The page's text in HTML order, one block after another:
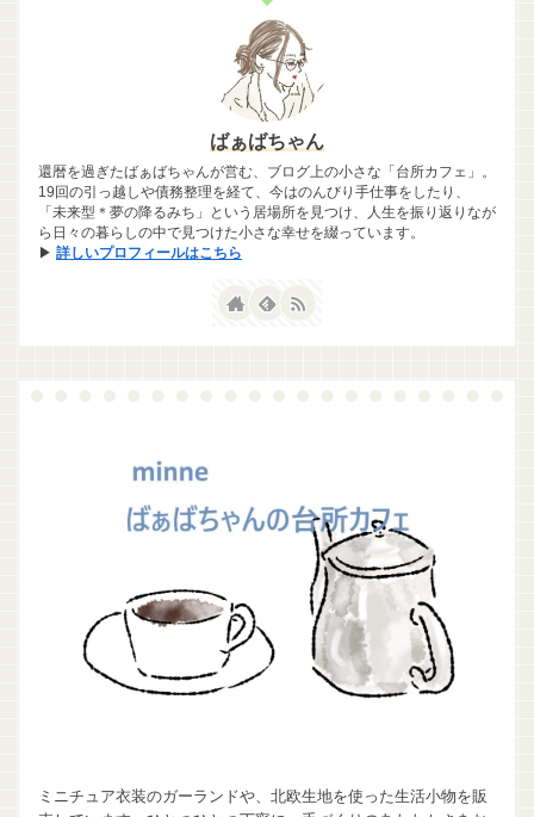
ばぁばちゃん
還暦を過ぎたばぁばちゃんが営む、ブログ上の小さな「台所カフェ」。
19回の引っ越しや債務整理を経て、今はのんびり手仕事をしたり、
「未来型＊夢の降るみち」という居場所を見つけ、人生を振り返りなが
ら日々の暮らしの中で見つけた小さな幸せを綴っています。
▶ 詳しいプロフィールはこちら
ミニチュア衣装のガーランドや、北欧生地を使った生活小物を販